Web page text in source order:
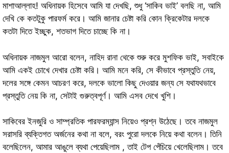
মাশাআল্লাহ! অধিনায়ক হিসেবে আমি যা দেখছি, শুধু ‘সাকিব ভাই’ বলছি না, আমি
দেখি কে কতটুকু পারফর্ম করে। আমি জানার চেষ্টা করি কোন ক্রিকেটার দলকে
কতটা দিতে ইচ্ছুক, শতভাগ দিতে চাচ্ছে কি না।
অধিনায়ক নাজমুল আরো বলেন, নাহিদ রানা থেকে শুরু করে মুশফিক ভাই, সবাইকে
আমি একই চোখে দেখার চেষ্টা করি। আমি মনে করি, সে কীভাবে প্রস্তুতি নেয়,
দলের সঙ্গে কেমন আচরণ করে, দলকে ভালো কিছু দেওয়ার জন্য সে যথাযথভাবে
প্রস্তুতি নেয় কি না, সেটাই গুরুত্বপূর্ণ। আমি এসব দেখে খুশি।
সাকিবের ইনজুরি ও সাম্প্রতিক পারফরম্যান্স নিয়েও প্রশ্ন উঠেছে। তবে নাজমুল
সরাসরি ব্যক্তিগত অর্জনের কথা না বলে, বরং পুরো দলকে নিয়ে কথা বলেন। তিনি
বলেছিলেন, আমার আঙুলে ব্যথা পেয়েছিলাম , তাই টেপ পেঁচিয়ে খেলেছিলাম। তবে